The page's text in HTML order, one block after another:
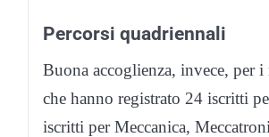
Percorsi quadriennali
Buona accoglienza, invece, per
che hanno registrato 24 iscritti
iscritti per Meccanica,